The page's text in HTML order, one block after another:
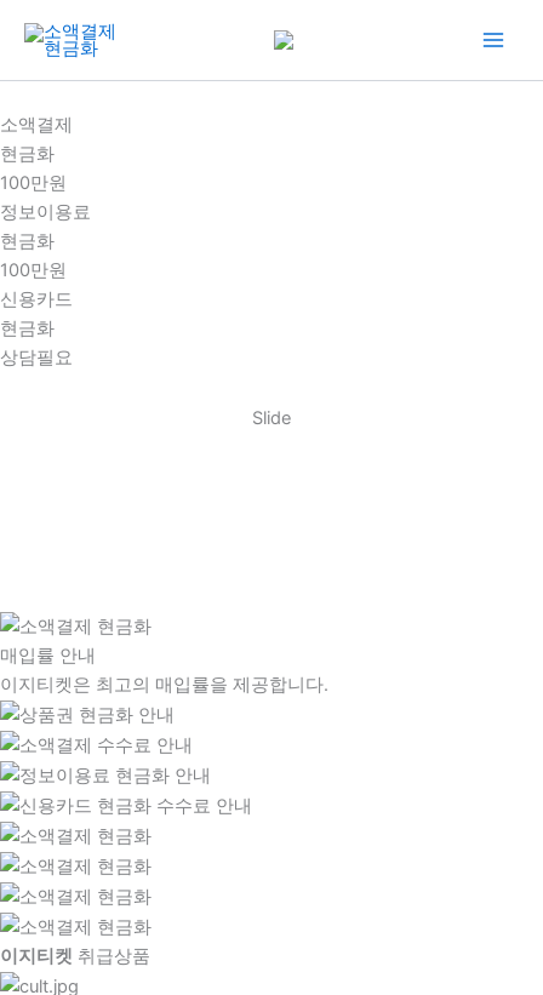
건
너
뛰
기
소액결제
현금화
100만원
정보이용료
현금화
100만원
신용카드
현금화
상담필요
Slide
매입률 안내
이지티켓은 최고의 매입률을 제공합니다.
이지티켓 취급상품